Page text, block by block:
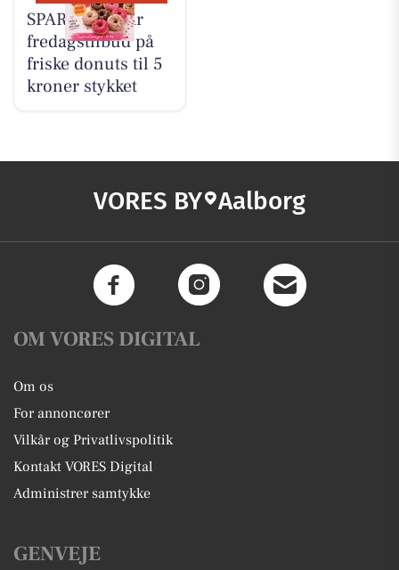
SPAR Visse har
fredagstilbud på
friske donuts til 5
kroner stykket
VORES BY Aalborg
OM VORES DIGITAL
Om os
For annoncører
Vilkår og Privatlivspolitik
Kontakt VORES Digital
Administrer samtykke
GENVEJE